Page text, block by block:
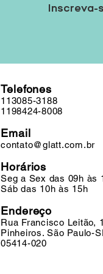
Telefones
113085-3188
1198424-8008
Email
contato@glatt.com.br
Horários
Seg a Sex das 09h às
Sáb das 10h às 15h
Endereço
Rua Francisco Leitão,
Pinheiros. São Paulo-
05414-020